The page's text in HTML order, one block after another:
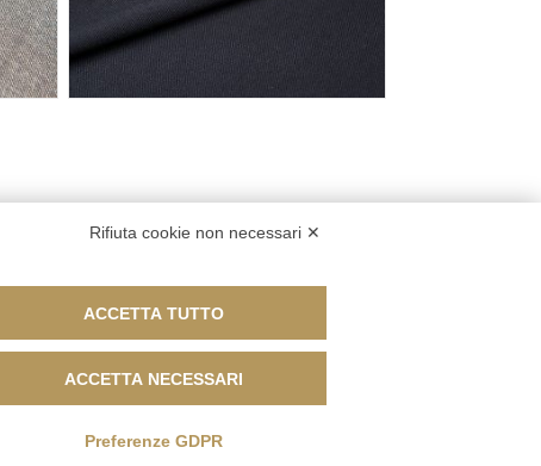
Rifiuta cookie non necessari ✕
ACCETTA TUTTO
ACCETTA NECESSARI
Preferenze GDPR